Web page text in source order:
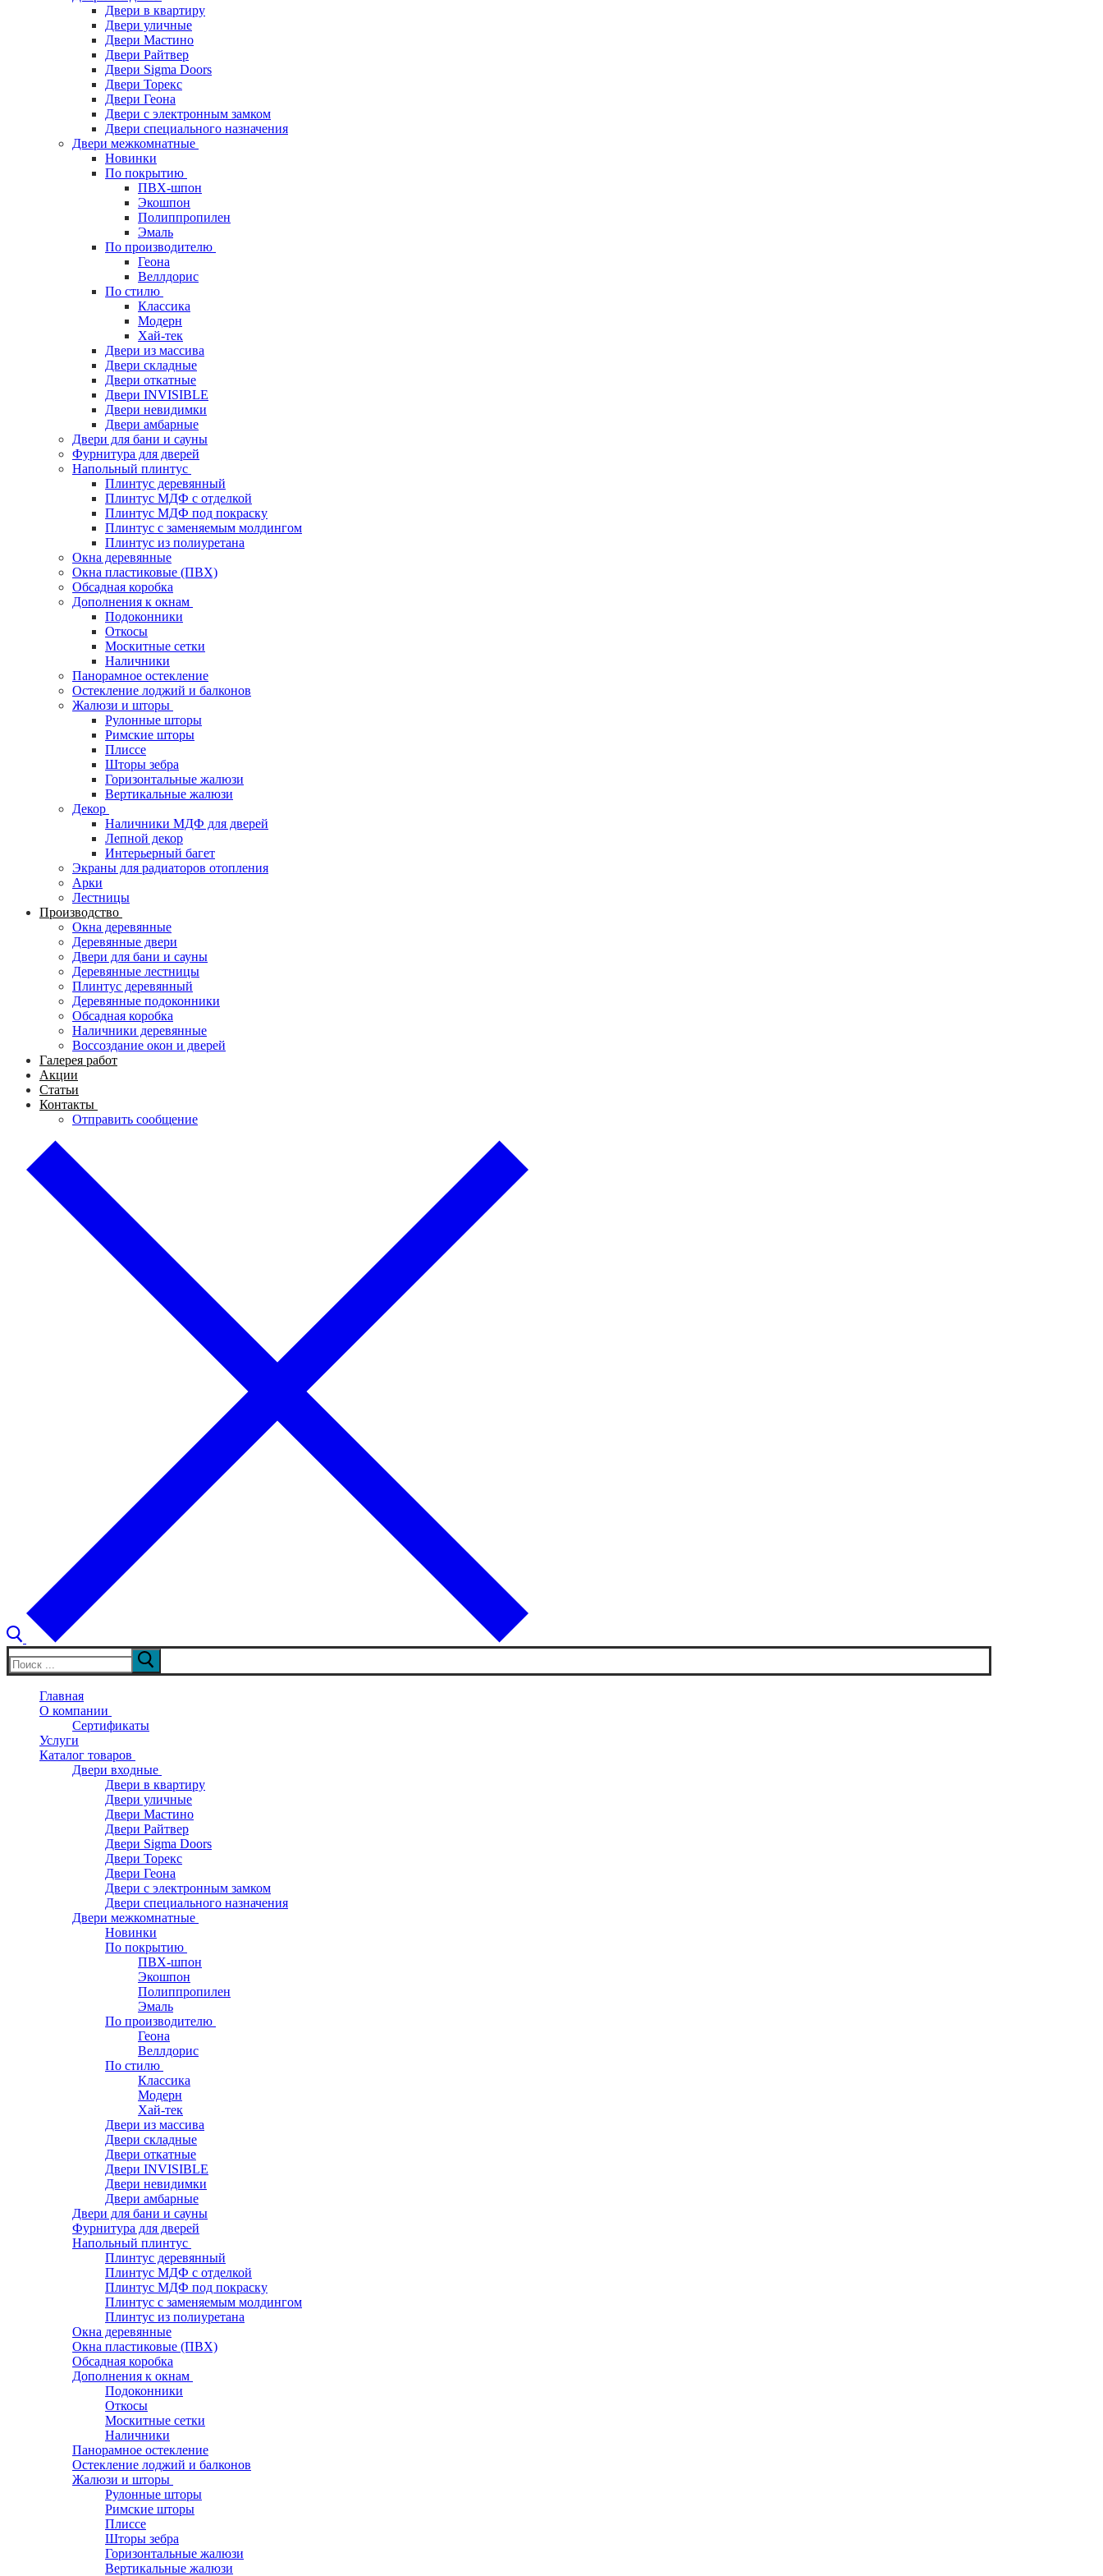
Двери в квартиру
Двери уличные
Двери Мастино
Двери Райтвер
Двери Sigma Doors
Двери Торекс
Двери Геона
Двери с электронным замком
Двери специального назначения
Двери межкомнатные
Новинки
По покрытию
ПВХ-шпон
Экошпон
Полиппропилен
Эмаль
По производителю
Геона
Веллдорис
По стилю
Классика
Модерн
Хай-тек
Двери из массива
Двери складные
Двери откатные
Двери INVISIBLE
Двери невидимки
Двери амбарные
Двери для бани и сауны
Фурнитура для дверей
Напольный плинтус
Плинтус деревянный
Плинтус МДФ с отделкой
Плинтус МДФ под покраску
Плинтус с заменяемым молдингом
Плинтус из полиуретана
Окна деревянные
Окна пластиковые (ПВХ)
Обсадная коробка
Дополнения к окнам
Подоконники
Откосы
Москитные сетки
Наличники
Панорамное остекление
Остекление лоджий и балконов
Жалюзи и шторы
Рулонные шторы
Римские шторы
Плиссе
Шторы зебра
Горизонтальные жалюзи
Вертикальные жалюзи
Декор
Наличники МДФ для дверей
Лепной декор
Интерьерный багет
Экраны для радиаторов отопления
Арки
Лестницы
Производство
Окна деревянные
Деревянные двери
Двери для бани и сауны
Деревянные лестницы
Плинтус деревянный
Деревянные подоконники
Обсадная коробка
Наличники деревянные
Воссоздание окон и дверей
Галерея работ
Акции
Статьи
Контакты
Отправить сообщение
Искать:
Главная
О компании
Сертификаты
Услуги
Каталог товаров
Двери входные
Двери в квартиру
Двери уличные
Двери Мастино
Двери Райтвер
Двери Sigma Doors
Двери Торекс
Двери Геона
Двери с электронным замком
Двери специального назначения
Двери межкомнатные
Новинки
По покрытию
ПВХ-шпон
Экошпон
Полиппропилен
Эмаль
По производителю
Геона
Веллдорис
По стилю
Классика
Модерн
Хай-тек
Двери из массива
Двери складные
Двери откатные
Двери INVISIBLE
Двери невидимки
Двери амбарные
Двери для бани и сауны
Фурнитура для дверей
Напольный плинтус
Плинтус деревянный
Плинтус МДФ с отделкой
Плинтус МДФ под покраску
Плинтус с заменяемым молдингом
Плинтус из полиуретана
Окна деревянные
Окна пластиковые (ПВХ)
Обсадная коробка
Дополнения к окнам
Подоконники
Откосы
Москитные сетки
Наличники
Панорамное остекление
Остекление лоджий и балконов
Жалюзи и шторы
Рулонные шторы
Римские шторы
Плиссе
Шторы зебра
Горизонтальные жалюзи
Вертикальные жалюзи